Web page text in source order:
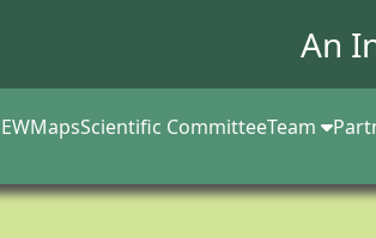
An
MapsScientific CommitteeTeam